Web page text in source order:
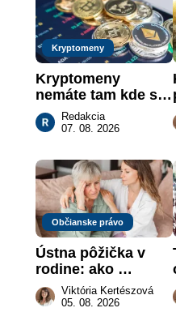
Kryptomeny
Kryptomeny
nemáte tam kde si
myslíte: Viete, kde
sa naozaj
Redakcia
07. 08. 2026
Občianske právo
Ústna pôžička v
rodine: ako
vymôcť peniaze,
keď na papieri nie
Viktória Kertészová
05. 08. 2026